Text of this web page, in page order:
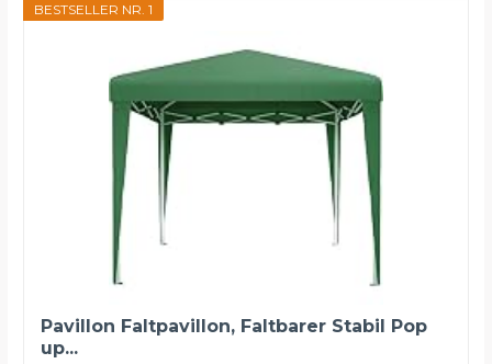
BESTSELLER NR. 1
Pavillon Faltpavillon, Faltbarer Stabil Pop
up...